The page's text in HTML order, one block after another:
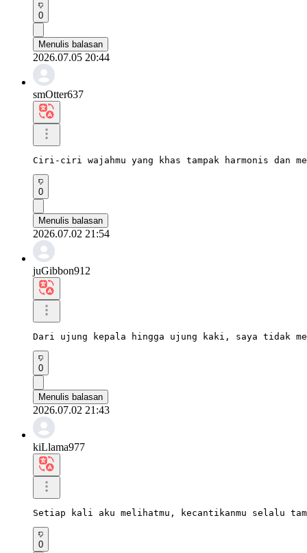
0
Menulis balasan
2026.07.05 20:44
smOtter637
Ciri-ciri wajahmu yang khas tampak harmonis dan
0
Menulis balasan
2026.07.02 21:54
juGibbon912
Dari ujung kepala hingga ujung kaki, saya tidak
0
Menulis balasan
2026.07.02 21:43
kiLlama977
Setiap kali aku melihatmu, kecantikanmu selalu
0